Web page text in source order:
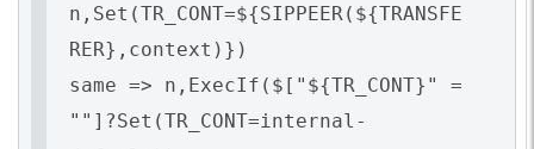
n,Set(TR_CONT=${SIPPEER(${TRANSFE
RER},context)})
same => n,ExecIf($["${TR_CONT}" =
""]?Set(TR_CONT=internal-